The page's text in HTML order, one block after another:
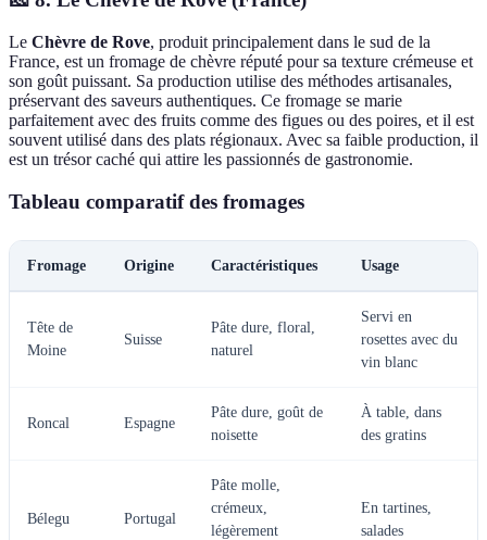
Le Chèvre de Rove, produit principalement dans le sud de la
France, est un fromage de chèvre réputé pour sa texture crémeuse et
son goût puissant. Sa production utilise des méthodes artisanales,
préservant des saveurs authentiques. Ce fromage se marie
parfaitement avec des fruits comme des figues ou des poires, et il est
souvent utilisé dans des plats régionaux. Avec sa faible production, il
est un trésor caché qui attire les passionnés de gastronomie.
Tableau comparatif des fromages
Fromage Origine Caractéristiques Usage
Tête de
Moine
Suisse
Pâte dure, floral,
naturel
Servi en
rosettes avec du
vin blanc
Roncal Espagne
Pâte dure, goût de
noisette
À table, dans
des gratins
Bélegu Portugal
Pâte molle,
crémeux,
légèrement
En tartines,
salades